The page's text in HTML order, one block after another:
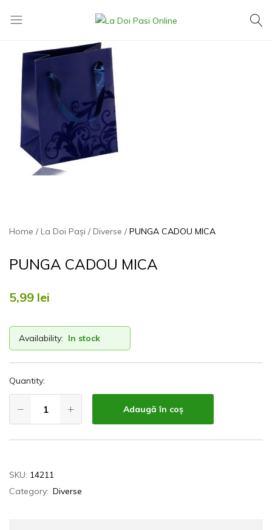
Doi
Pasi
Online
ce
îți
dorești,
la
cel
mai
mic
preț
Home La Doi Pași Diverse PUNGA CADOU MICA
PUNGA CADOU MICA
5,99 lei
Availability: In stock
Quantity:
Adaugă în coș
SKU: 14211
Category: Diverse